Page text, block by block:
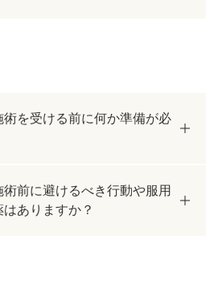
術を受ける前に何か準備が必
術前に避けるべき行動や服用
ありますか？